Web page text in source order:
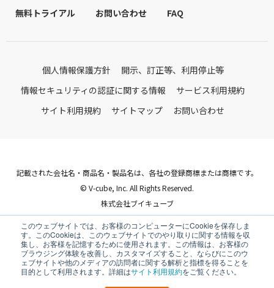
このウェブサイトでは、お客様のコンピューターにCookieを保存しま
す。このCookieは、このウェブサイトでのやり取りに関する情報を収
集し、お客様を記憶するために使用されます。この情報は、お客様の
ブラウジング体験を改善し、カスタマイズすること、ならびにこのウ
ェブサイトや他のメディアの訪問者に関する解析と指標を得ることを
目的として利用されます。詳細はサイト利用規約をご覧ください。
無料トライアル
お問い合わせ FAQ
個人情報保護方針
開示、訂正等、利用停止等
情報セキュリティの認証に関する情報
サービス利用規約
サイト利用規約
サイトマップ お問い合わせ
記載された会社名・商品名・製品名は、各社の登録商標または商標です。
© V-cube, Inc. All Rights Reserved.
株式会社ブイキューブ
Follow Us